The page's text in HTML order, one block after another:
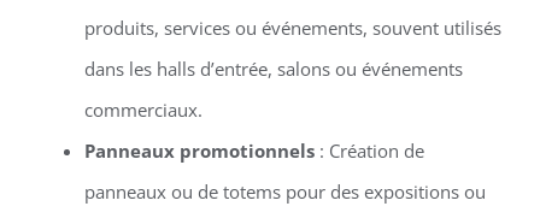
produits, services ou événements, souvent utilisés
dans les halls d’entrée, salons ou événements
commerciaux.
Panneaux promotionnels: Création de
panneaux ou de totems pour des expositions ou